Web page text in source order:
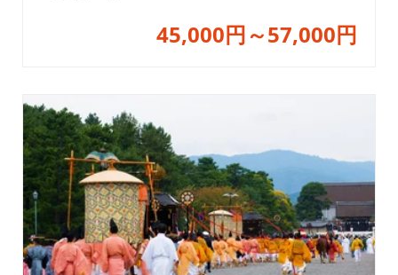
45,000円～57,000円